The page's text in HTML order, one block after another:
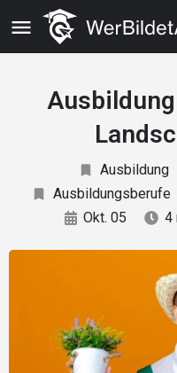
Ausbildung
Ausbildungsberufe
Okt. 05
4